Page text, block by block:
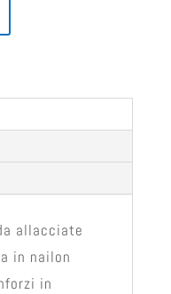
allacciate
in nailon
in